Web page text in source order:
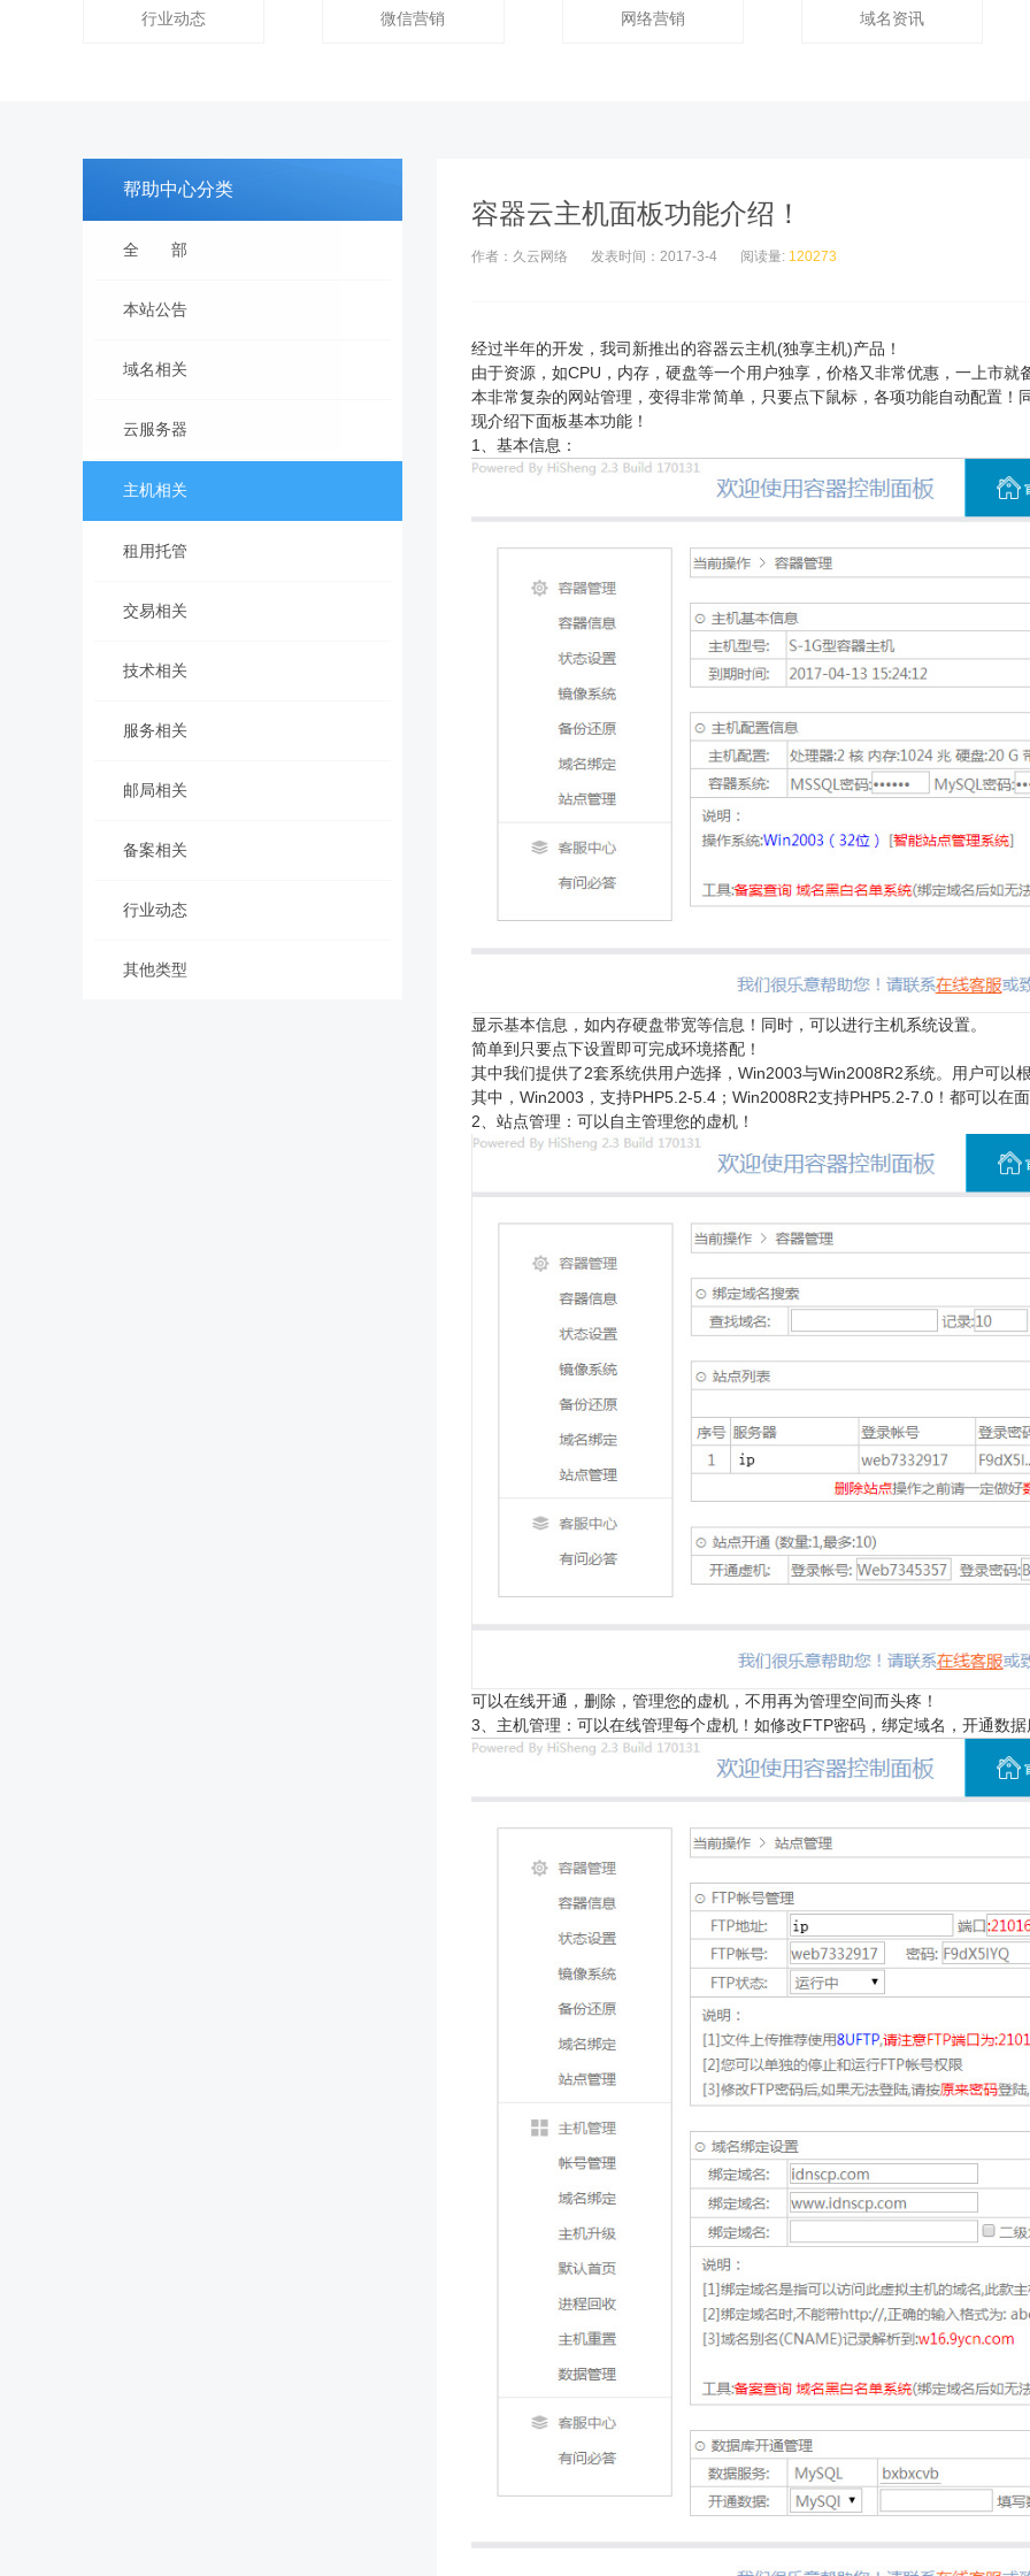
行业动态 微信营销 网络营销 域名资讯
帮助中心分类
全 部
本站公告
域名相关
云服务器
主机相关
租用托管
交易相关
技术相关
服务相关
邮局相关
备案相关
行业动态
其他类型
容器云主机面板功能介绍！
作者：久云网络 发表时间：2017-3-4 阅读量: 120273
经过半年的开发，我司新推出的容器云主机(独享主机)产品！
由于资源，如CPU，内存，硬盘等一个用户独享，价格又非常优惠，一上市
本非常复杂的网站管理，变得非常简单，只要点下鼠标，各项功能自动配置
现介绍下面板基本功能！
1、基本信息：
显示基本信息，如内存硬盘带宽等信息！同时，可以进行主机系统设置。
简单到只要点下设置即可完成环境搭配！
其中我们提供了2套系统供用户选择，Win2003与Win2008R2系统。用户可以
其中，Win2003，支持PHP5.2-5.4；Win2008R2支持PHP5.2-7.0！都可以在
2、站点管理：可以自主管理您的虚机！
可以在线开通，删除，管理您的虚机，不用再为管理空间而头疼！
3、主机管理：可以在线管理每个虚机！如修改FTP密码，绑定域名，开通数据